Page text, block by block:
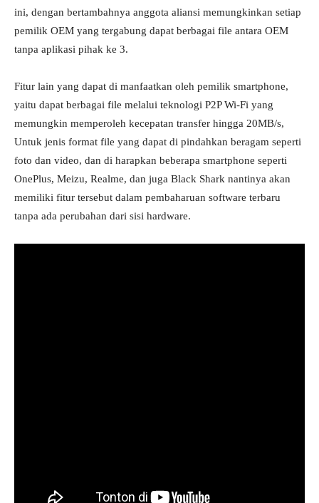
ini, dengan bertambahnya anggota aliansi memungkinkan setiap
pemilik OEM yang tergabung dapat berbagai file antara OEM
tanpa aplikasi pihak ke 3.
Fitur lain yang dapat di manfaatkan oleh pemilik smartphone,
yaitu dapat berbagai file melalui teknologi P2P Wi-Fi yang
memungkin memperoleh kecepatan transfer hingga 20MB/s,
Untuk jenis format file yang dapat di pindahkan beragam seperti
foto dan video, dan di harapkan beberapa smartphone seperti
OnePlus, Meizu, Realme, dan juga Black Shark nantinya akan
memiliki fitur tersebut dalam pembaharuan software terbaru
tanpa ada perubahan dari sisi hardware.